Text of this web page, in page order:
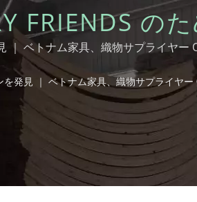
FRIENDS の
コレクション
ODM / OEM
｜ ベトナム家具、織物サプライヤー
発見 ｜ ベトナム家具、織物サプライヤ